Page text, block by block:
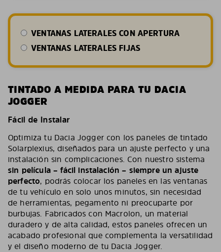
VENTANAS LATERALES CON APERTURA
VENTANAS LATERALES FIJAS
TINTADO A MEDIDA PARA TU DACIA
JOGGER
Fácil de Instalar
Optimiza tu Dacia Jogger con los paneles de tintado
Solarplexius, diseñados para un ajuste perfecto y una
instalación sin complicaciones. Con nuestro sistema
sin película – fácil instalación – siempre un ajuste
perfecto, podrás colocar los paneles en las ventanas
de tu vehículo en solo unos minutos, sin necesidad
de herramientas, pegamento ni preocuparte por
burbujas. Fabricados con Macrolon, un material
duradero y de alta calidad, estos paneles ofrecen un
acabado profesional que complementa la versatilidad
y el diseño moderno de tu Dacia Jogger.